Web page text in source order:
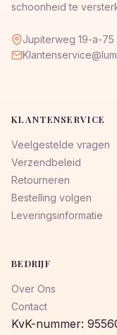
schoonheid te
Jupiterweg 19-a-75
KLANTENSERVICE
Veelgestelde vragen
Verzendbeleid
Retourneren
Bestelling volgen
Leveringsinformatie
BEDRIJF
Over Ons
Contact
KvK-nummer: